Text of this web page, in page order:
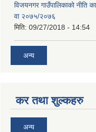
विजयनगर गाउँपालिकाको नीति
वा २०७५/२०७६
मिति: 09/27/2018 - 14:54
अन्य
कर तथा शुल्कहरु
अन्य